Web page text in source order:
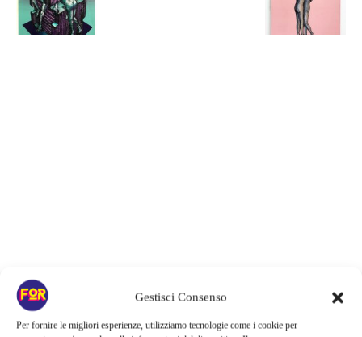
Gestisci Consenso
Per fornire le migliori esperienze, utilizziamo tecnologie come i cookie per
Articoli recenti
La paura dell’altezza torna al cinema | Il sequel di Fall cambia